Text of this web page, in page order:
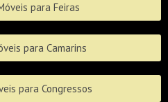
para Feiras
para Camarins
para Congressos